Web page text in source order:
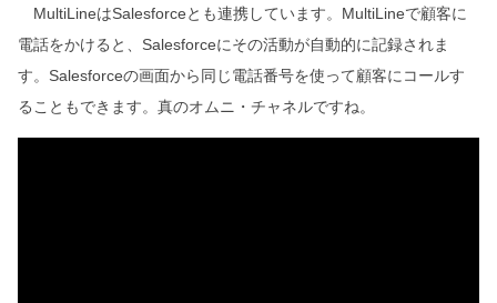
MultiLineはSalesforceとも連携しています。MultiLineで顧客に
電話をかけると、Salesforceにその活動が自動的に記録されま
す。Salesforceの画面から同じ電話番号を使って顧客にコールす
ることもできます。真のオムニ・チャネルですね。